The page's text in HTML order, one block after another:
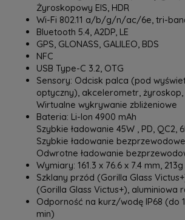
Żyroskopowy EIS, HDR
Wi-Fi 802.11 a/b/g/n/ac/6e, tri-
Bluetooth 5.4, A2DP, LE
GPS, GLONASS, GALILEO, BDS
NFC
USB Type-C 3.2, OTG
Sensory: Odcisk palca (pod
optyczny), akcelerometr, żyroskop,
Wirtualne wykrywanie zbliżeniowe
Bateria: Li-Ion 4900 mAh
Szybkie ładowanie 45W , PD, QC2,
Szybkie ładowanie
Odwrotne ładowanie
Wymiary: 161.3 x 76.6 x 7.4 mm, 213g
Szklany przód (Gorilla Glass
(Gorilla Glass Victus+), aluminiowa
Odporność na kurz/wodę IP68 (do
min)